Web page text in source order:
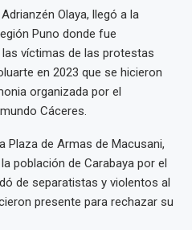
Olaya, llegó a la
Puno donde fue
víctimas de las protestas
en 2023 que se hicieron
organizada por el
Cáceres.
Plaza de Armas de Macusani,
población de Carabaya por el
de separatistas y violentos al
presente para rechazar su